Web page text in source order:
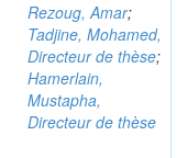
Rezoug, Amar;
Tadjine, Mohamed,
Directeur de thèse;
Hamerlain,
Mustapha,
Directeur de thèse